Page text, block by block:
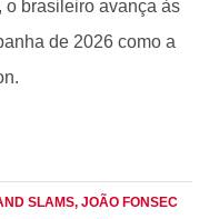
o brasileiro avança às
de 2026 como a
SLAMS, JOÃO FONSEC